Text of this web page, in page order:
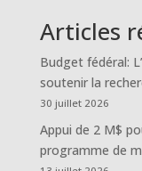
Articles
Budget fédéral:
soutenir la
30 juillet 2026
Appui de 2 M$
programme de